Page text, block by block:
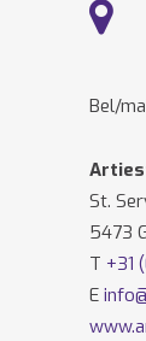
Bel/
St.
5473
T +31
E